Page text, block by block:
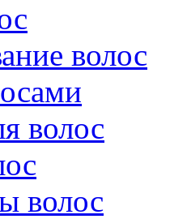
волос
волос
волос